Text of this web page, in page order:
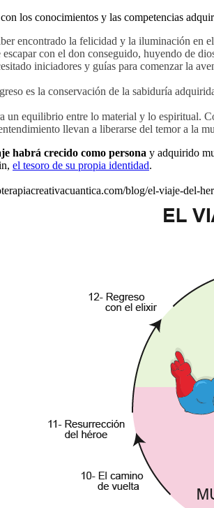
los conocimientos y las competencias
encontrado la felicidad y la iluminación en
escapar con el don conseguido, huyendo de
iniciadores y guías para comenzar la
es la conservación de la sabiduría
un equilibrio entre lo material y lo espiritual.
llevan a liberarse del temor a la
habrá crecido como persona y adquirido
el tesoro de su propia identidad.
blog/el-viaje-del-